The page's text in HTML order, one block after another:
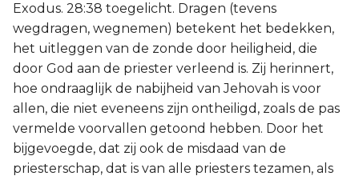
Exodus. 28:38 toegelicht. Dragen (tevens
wegdragen, wegnemen) betekent het bedekken,
het uitleggen van de zonde door heiligheid, die
door God aan de priester verleend is. Zij herinnert,
hoe ondraaglijk de nabijheid van Jehovah is voor
allen, die niet eveneens zijn ontheiligd, zoals de pas
vermelde voorvallen getoond hebben. Door het
bijgevoegde, dat zij ook de misdaad van de
priesterschap, dat is van alle priesters tezamen, als